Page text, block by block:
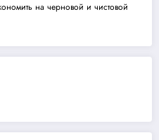
на черновой и чистовой